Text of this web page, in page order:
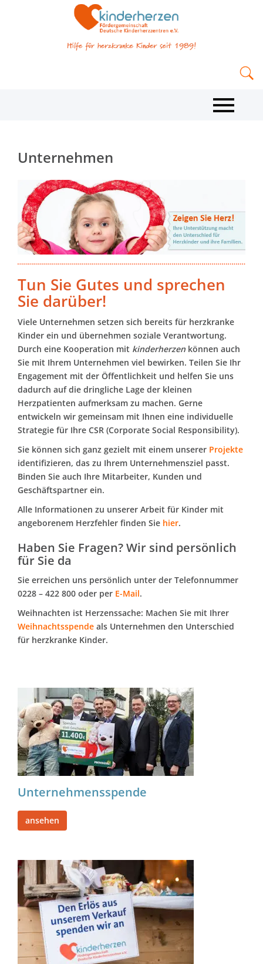
Unternehmen
Tun Sie Gutes und sprechen
Sie darüber!
Viele Unternehmen setzen sich bereits für herzkranke
Kinder ein und übernehmen soziale Verantwortung.
Durch eine Kooperation mit kinderherzen können auch
Sie mit Ihrem Unternehmen viel bewirken. Teilen Sie Ihr
Engagement mit der Öffentlichkeit und helfen Sie uns
dadurch auf die dringliche Lage der kleinen
Herzpatienten aufmerksam zu machen. Gerne
entwickeln wir gemeinsam mit Ihnen eine individuelle
Strategie für Ihre CSR (Corporate Social Responsibility).
Sie können sich ganz gezielt mit einem unserer Projekte
identifizieren, das zu Ihrem Unternehmensziel passt.
Binden Sie auch Ihre Mitarbeiter, Kunden und
Geschäftspartner ein.
Alle Informationen zu unserer Arbeit für Kinder mit
angeborenem Herzfehler finden Sie hier.
Haben Sie Fragen? Wir sind persönlich
für Sie da
Sie erreichen uns persönlich unter der Telefonnummer
0228 – 422 800 oder per E-Mail.
Weihnachten ist Herzenssache: Machen Sie mit Ihrer
Weihnachtsspende als Unternehmen den Unterschied
für herzkranke Kinder.
Unternehmensspende
ansehen